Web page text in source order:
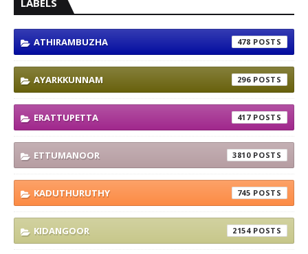
ATHIRAMBUZHA 478
AYARKKUNNAM 296
ERATTUPETTA 417
ETTUMANOOR 3810
KADUTHURUTHY 745
KIDANGOOR 2154